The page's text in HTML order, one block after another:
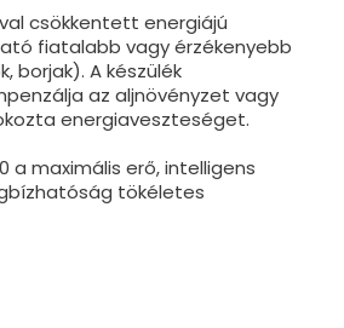
csökkentett energiájú
fiatalabb vagy érzékenyebb
borjak). A készülék
az aljnövényzet vagy
energiaveszteséget.
a maximális erő, intelligens
tökéletes